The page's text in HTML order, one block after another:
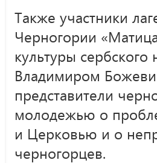
Также участники
Черногории
культуры
Владимиром
представители
молодежью о
и Церковью и о
черногорцев.